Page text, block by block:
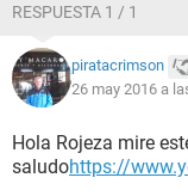
RESPUESTA 1 / 1
piratacrimson
26 may 2016 a
Hola Rojeza mire
saludohttps://